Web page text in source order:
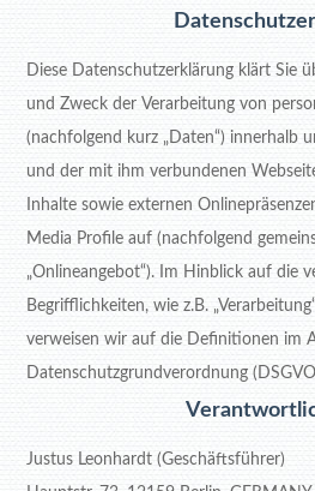
Diese Datenschutzerklärung klärt Sie
und Zweck der Verarbeitung von
(nachfolgend kurz „Daten“) innerhalb
und der mit ihm verbundenen
Inhalte sowie externen
Media Profile auf (nachfolgend
„Onlineangebot“). Im Hinblick auf die
Begrifflichkeiten, wie z.B.
verweisen wir auf die Definitionen im
Datenschutzgrundverordnung
Justus Leonhardt (Geschäftsführer)